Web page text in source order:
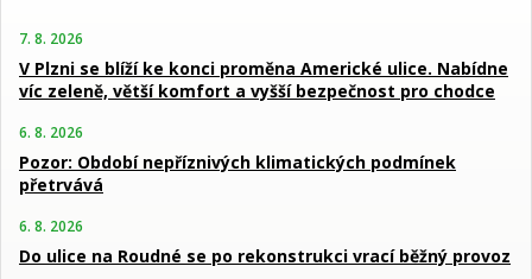
7. 8. 2026
V Plzni se blíží ke konci proměna Americké ulice. Nabídne
víc zeleně, větší komfort a vyšší bezpečnost pro chodce
6. 8. 2026
Pozor: Období nepříznivých klimatických podmínek
přetrvává
6. 8. 2026
Do ulice na Roudné se po rekonstrukci vrací běžný provoz